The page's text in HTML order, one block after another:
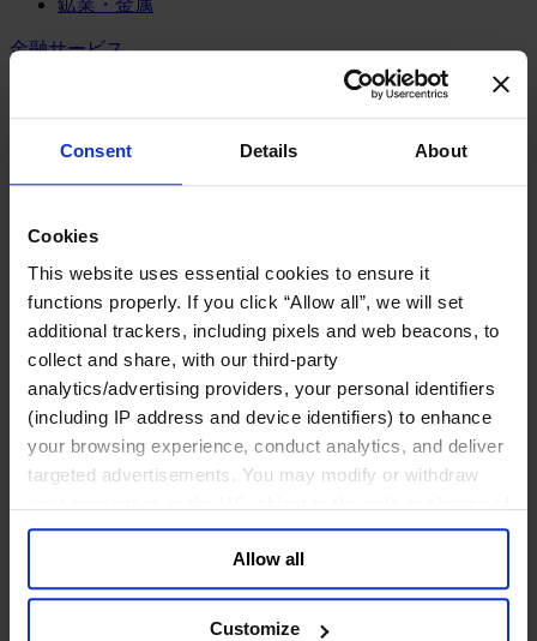
Consent Details About
Cookies
This website uses essential cookies to ensure it
functions properly. If you click “Allow all”, we will set
additional trackers, including pixels and web beacons, to
collect and share, with our third-party
analytics/advertising providers, your personal identifiers
(including IP address and device identifiers) to enhance
your browsing experience, conduct analytics, and deliver
targeted advertisements. You may modify or withdraw
your data for targeted advertising, by clicking “Do Not
Sell or Share My Personal Information” in the footer of
the website. You must opt-out of each device and each
browser. For additional information and retention terms
Allow all
Customize
鉱業・金属
金融サービス
インフラ事業
ウェルスマネジメント
保険
投資銀行及びマーケット
政府系投資ファンド
金融テクノロジー（フィンテック）
サービス
ビジネスサービス
プロフェッショナルサービス
ホスピタリティ、旅行・レジャー
不動産
航空輸送
運輸及びロジスティクス
Our Board